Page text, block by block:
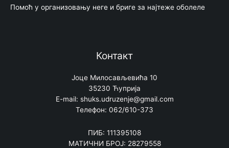
Помоћ у организовању неге и бриге за најтеже оболеле
Контакт
Јоце Милосављевића 10
35230 Ћуприја
E-mail: shuks.udruzenje@gmail.com
Телефон: 062/610-373
ПИБ: 111395108
МАТИЧНИ БРОЈ: 28279558